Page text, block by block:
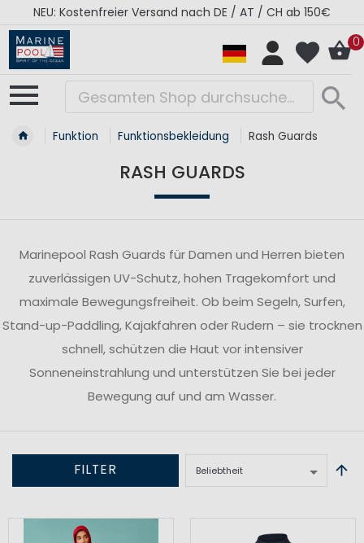
NEU: Kostenfreier Versand nach DE / AT / CH ab 150€
0
Funktion Funktionsbekleidung Rash Guards
RASH GUARDS
Marinepool Rash Guards für Damen und Herren bieten
zuverlässigen UV-Schutz, hohen Tragekomfort und
maximale Bewegungsfreiheit. Ob beim Segeln, Surfen,
Stand-up-Paddling, Kajakfahren oder Rudern – sie trocknen
schnell, schützen die Haut vor intensiver
Sonneneinstrahlung und unterstützen Sie bei jeder
Bewegung auf und am Wasser.
FILTER